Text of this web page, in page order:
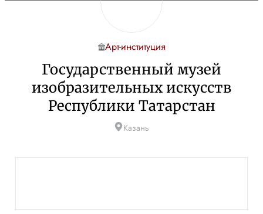
Арт-институция
Государственный музей
изобразительных искусств
Республики Татарстан
Казань